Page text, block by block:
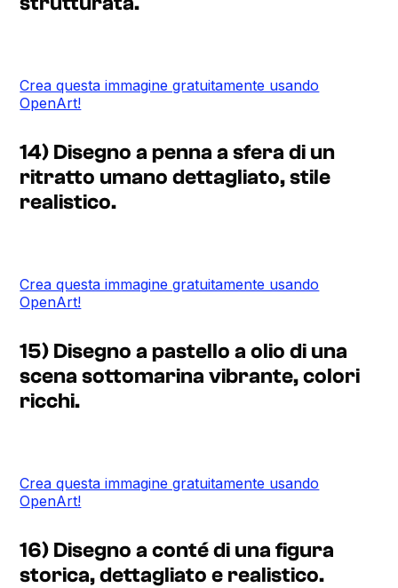
Crea questa immagine gratuitamente usando
OpenArt!
14) Disegno a penna a sfera di un
ritratto umano dettagliato, stile
realistico.
Crea questa immagine gratuitamente usando
OpenArt!
15) Disegno a pastello a olio di una
scena sottomarina vibrante, colori
ricchi.
Crea questa immagine gratuitamente usando
OpenArt!
16) Disegno a conté di una figura
storica, dettagliato e realistico.